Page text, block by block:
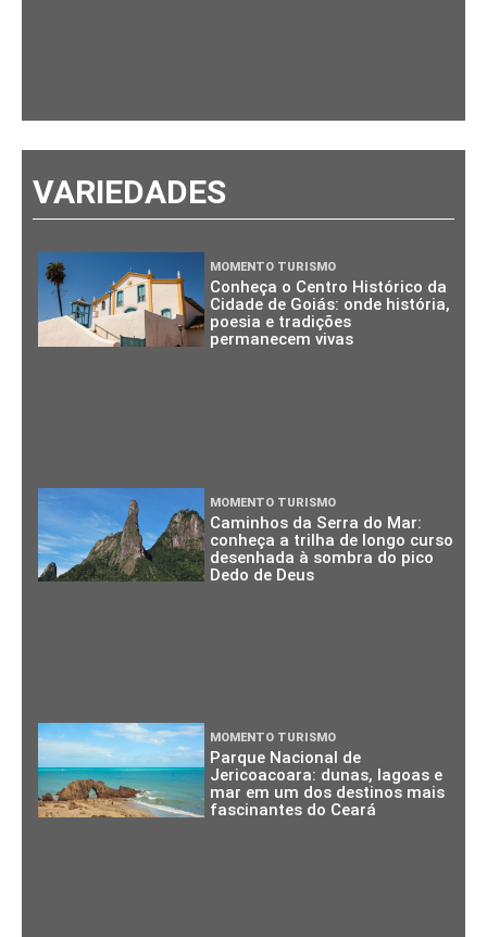
VARIEDADES
MOMENTO TURISMO
Conheça o Centro Histórico da
Cidade de Goiás: onde história,
poesia e tradições
permanecem vivas
MOMENTO TURISMO
Caminhos da Serra do Mar:
conheça a trilha de longo curso
desenhada à sombra do pico
Dedo de Deus
MOMENTO TURISMO
Parque Nacional de
Jericoacoara: dunas, lagoas e
mar em um dos destinos mais
fascinantes do Ceará